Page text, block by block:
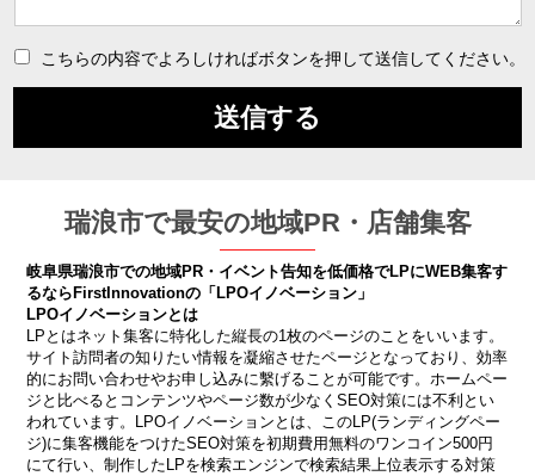
こちらの内容でよろしければボタンを押して送信してください。
瑞浪市で最安の地域PR・店舗集客
岐阜県瑞浪市での地域PR・イベント告知を低価格でLPにWEB集客す
るならFirstInnovationの「LPOイノベーション」
LPOイノベーションとは
LPとはネット集客に特化した縦長の1枚のページのことをいいます。
サイト訪問者の知りたい情報を凝縮させたページとなっており、効率
的にお問い合わせやお申し込みに繫げることが可能です。ホームペー
ジと比べるとコンテンツやページ数が少なくSEO対策には不利とい
われています。LPOイノベーションとは、このLP(ランディングペー
ジ)に集客機能をつけたSEO対策を初期費用無料のワンコイン500円
にて行い、制作したLPを検索エンジンで検索結果上位表示する対策